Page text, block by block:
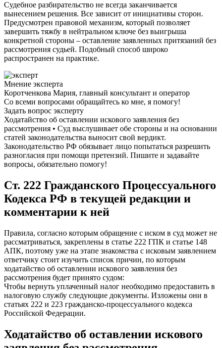
Судебное разбирательство не всегда заканчивается
вынесением решения. Все зависит от инициативы сторон.
Предусмотрен правовой механизм, который позволяет
завершить тяжбу в нейтральном ключе без выигрыша
конкретной стороны – оставление заявленных притязаний без
рассмотрения судьей. Подобный способ широко
распространен на практике.
Мнение эксперта
Коротченкова Мария, главный консультант и оператор
Со всеми вопросами обращайтесь ко мне, я помогу!
Задать вопрос эксперту
Ходатайство об оставлении искового заявления без
рассмотрения • Суд выслушивает обе стороны и на основании
статей законодательства выносит свой вердикт.
Законодательство РФ обязывает лицо попытаться разрешить
разногласия при помощи претензий. Пишите и задавайте
вопросы, обязательно помогу!
Ст. 222 Гражданского Процессуального
Кодекса РФ в текущей редакции и
комментарии к ней
Правила, согласно которым обращение с иском в суд может не
рассматриваться, закреплены в статье 222 ГПК и статье 148
АПК, поэтому уже на этапе знакомства с исковым заявлением
ответчику стоит изучить список причин, по которым
ходатайство об оставлении искового заявления без
рассмотрения будет принято судом:
Чтобы вернуть уплаченный налог необходимо предоставить в
налоговую службу следующие документы. Изложены они в
статьях 222 и 223 гражданско-процессуального кодекса
Российской Федерации.
Ходатайство об оставлении искового